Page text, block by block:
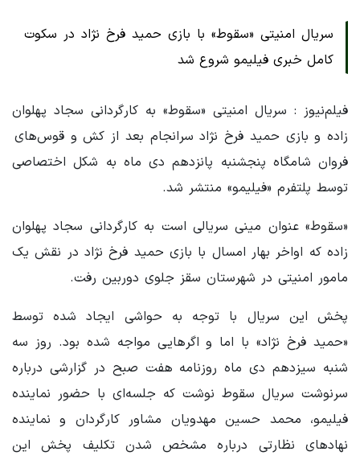
سریال امنیتی «سقوط» با بازی حمید فرخ نژاد در سکوت
کامل خبری فیلیمو شروع شد
فیلم‌نیوز : سریال امنیتی «سقوط» به کارگردانی سجاد پهلوان
زاده و بازی حمید فرخ نژاد سرانجام بعد از کش و قوس‌های
فروان شامگاه پنجشنبه پانزدهم دی ماه به شکل اختصاصی
توسط پلتفرم «فیلیمو» منتشر شد.
«سقوط» عنوان مینی سریالی است به کارگردانی سجاد پهلوان
زاده که اواخر بهار امسال با بازی حمید فرخ نژاد در نقش یک
مامور امنیتی در شهرستان سقز جلوی دوربین رفت.
پخش این سریال با توجه به حواشی ایجاد شده توسط
«حمید فرخ نژاد» با اما و اگرهایی مواجه شده بود. روز سه
شنبه سیزدهم دی ماه روزنامه هفت صبح در گزارشی درباره
سرنوشت سریال سقوط نوشت که جلسه‌ای با حضور نماینده
فیلیمو، محمد حسین مهدویان مشاور کارگردان و نماینده
نهادهای نظارتی درباره مشخص شدن تکلیف پخش این